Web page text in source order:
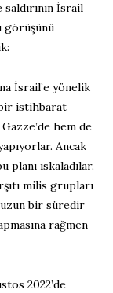
saldırının İsrail
görüşünü
İsrail’e yönelik
bir istihbarat
hem de
Ancak
planı ıskaladılar.
milis grupları
uzun bir süredir
rağmen
2022’de